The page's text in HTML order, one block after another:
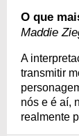
O que
Maddie
A
transmitir
nós e é aí,
realmente